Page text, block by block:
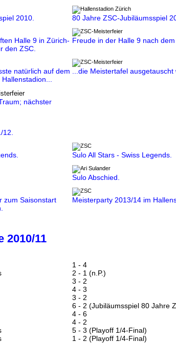
2010. 80 Jahre ZSC-Jubiläumsspiel
Halle 9 in Zürich-
den ZSC.
Freude in der Halle 9 nach dem
natürlich auf dem
...die Meistertafel ausgetauscht
nächster
Sulo All Stars - Swiss Legends.
Sulo Abschied.
zum Saisonstart
Meisterparty 2013/14 im
2010/11
1 - 4
2 - 1 (n.P.)
3 - 2
4 - 3
3 - 2
6 - 2 (Jubiläumsspiel 80 Jahre
4 - 6
4 - 2
5 - 3 (Playoff 1/4-Final)
1 - 2 (Playoff 1/4-Final)